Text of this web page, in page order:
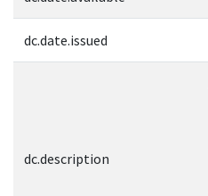
dc.date.issued
dc.description